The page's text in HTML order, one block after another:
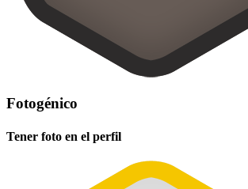
Fotogénico
Tener foto en el perfil